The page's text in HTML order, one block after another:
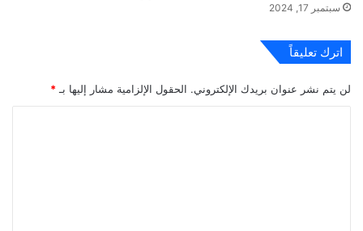
سبتمبر 17, 2024
اترك تعليقاً
لن يتم نشر عنوان بريدك الإلكتروني. الحقول الإلزامية مشار إليها بـ *